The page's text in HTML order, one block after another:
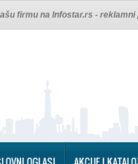
firmu na Infostar.rs -